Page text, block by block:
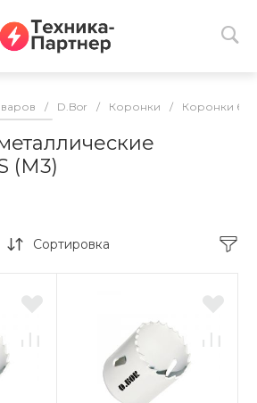
/ D.Bor / Коронки / Коронки
(М3)
Сортировка